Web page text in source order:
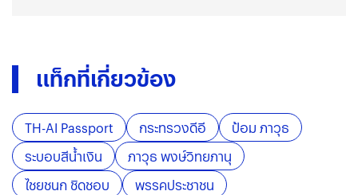
แท็กที่เกี่ยวข้อง
TH-AI Passport กระทรวงดีอี
ป้อม ภาวุธ
ระบอบสีน้ำเงิน
ภาวุธ พงษ์วิทยภานุ
ไชยชนก ชิดชอบ
พรรคประชาชน